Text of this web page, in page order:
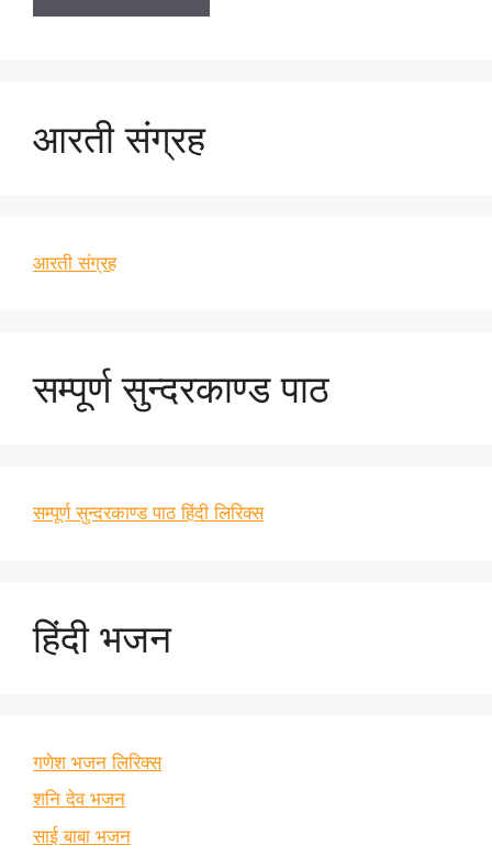
आरती संग्रह
आरती संग्रह
सम्पूर्ण सुन्दरकाण्ड पाठ
सम्पूर्ण सुन्दरकाण्ड पाठ हिंदी लिरिक्स
हिंदी भजन
गणेश भजन लिरिक्स
शनि देव भजन
साई बाबा भजन